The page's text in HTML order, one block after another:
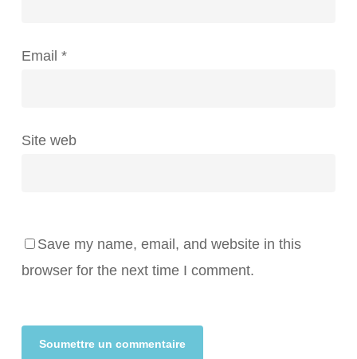
Email *
Site web
Save my name, email, and website in this
browser for the next time I comment.